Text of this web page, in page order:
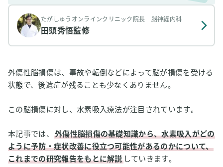
たがしゅうオンラインクリニック院長 脳神経内科
田頭秀悟監修
外傷性脳損傷は、事故や転倒などによって脳が損傷を受ける
状態で、後遺症が残ることも少なくありません。
この脳損傷に対し、水素吸入療法が注目されています。
本記事では、
外傷性脳損傷の基礎知識から、水素吸入がどの
ように予防・症状改善に役立つ可能性があるのかについて、
これまでの研究報告をもとに解説していきます。